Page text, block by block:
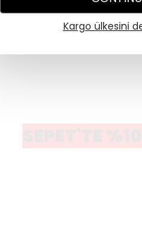
Kargo ülkesini
SEPET'TE